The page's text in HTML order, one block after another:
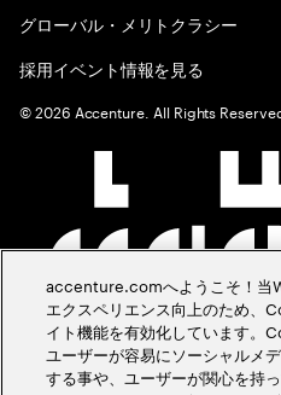
グローバル・メリトクラシー
採用イベント情報を見る
©2026 Accenture. All Rights
accenture.comへようこそ！当
エクスペリエンス向上のため、
イト機能を有効化しています。
ユーザーが容易にソーシャルメ
する事や、ユーザーが関心を持